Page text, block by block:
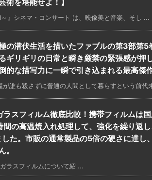
術を堪能せよ！】
』シネマ・コンサート は、映像美と音楽、そし ...
の潜伏生活を描いたファブルの第3部第5
ギリギリの日常と瞬き厳禁の緊張感が押
的な描写力に一瞬で引き込まれる最高傑作
誰も殺さずに普通の人間として暮らすという前代
スフィルム徹底比較！携帯フィルムは
の高温焼入れ処理して、強化を繰り返
た。市販の通常製品の5倍の硬さに達し
。
ラスフィルムについて紹 ...